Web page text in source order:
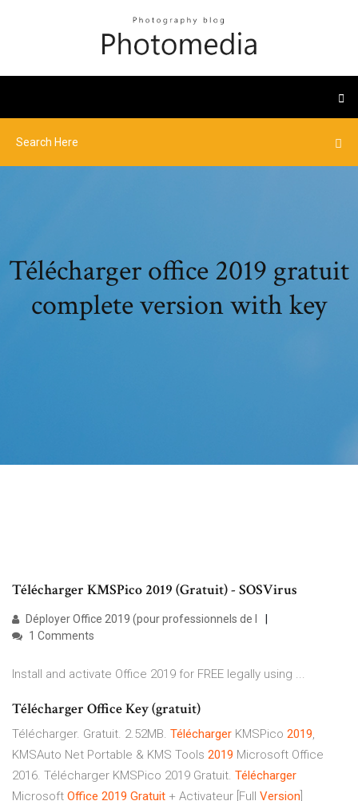
Télécharger office 2019 gratuit
complete version with key
Télécharger KMSPico 2019 (Gratuit) - SOSVirus
Déployer Office 2019 (pour professionnels de l
1 Comments
Install and activate Office 2019 for FREE legally using ...
Télécharger Office Key (gratuit)
Télécharger. Gratuit. 2.52MB. Télécharger KMSPico 2019,
KMSAuto Net Portable & KMS Tools 2019 Microsoft Office
2016. Télécharger KMSPico 2019 Gratuit. Télécharger
Microsoft Office 2019 Gratuit + Activateur [Full Version